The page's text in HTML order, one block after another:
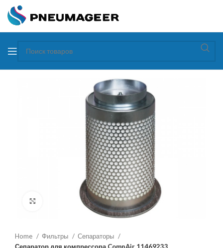
Home Фильтры
Сепараторы
Сепаратор для компрессора CompAir 11469233